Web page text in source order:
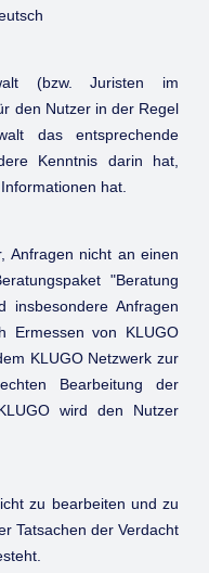
(bzw. Juristen im
den Nutzer in der Regel
das entsprechende
Kenntnis darin hat,
hat.
Anfragen nicht an einen
"Beratung
insbesondere Anfragen
Ermessen von KLUGO
KLUGO Netzwerk zur
Bearbeitung der
wird den Nutzer
zu bearbeiten und zu
Tatsachen der Verdacht